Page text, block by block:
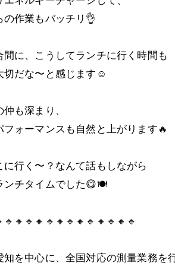
の作業もバッチリ👌
間に、こうしてランチに行く時間も
切だな〜と感じます☺️
も深まり、
フォーマンスも自然と上がります🔥
に行く〜？なんて話もしながら
ンチタイムでした😋🍽
知を中心に、全国対応の測量業務を